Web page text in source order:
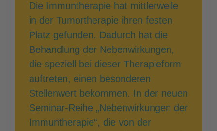
Die Immuntherapie hat mittlerweile
in der Tumortherapie ihren festen
Platz gefunden. Dadurch hat die
Behandlung der Nebenwirkungen,
die speziell bei dieser Therapieform
auftreten, einen besonderen
Stellenwert bekommen. In der neuen
Seminar-Reihe „Nebenwirkungen der
Immuntherapie“, die von der